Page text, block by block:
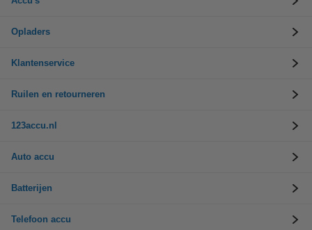
Opladers
Klantenservice
Ruilen en retourneren
123accu.nl
Auto accu
Batterijen
Telefoon accu